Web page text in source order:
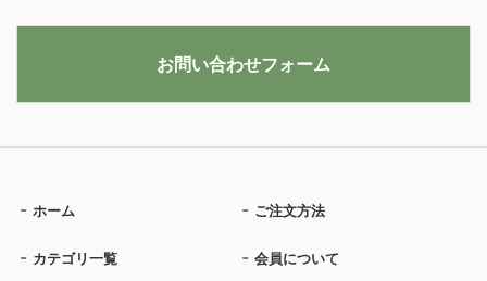
ホーム ご注文方法
カテゴリ一覧 会員について
お問い合わせフォーム